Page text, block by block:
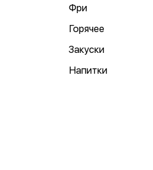
Фри
Горячее
Закуски
Напитки